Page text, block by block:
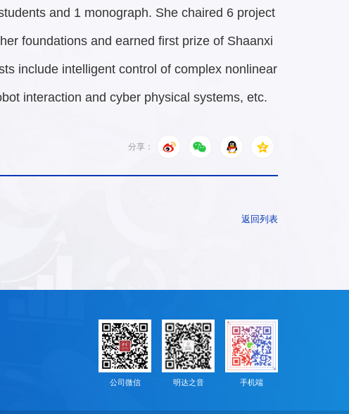
and 1 monograph. She chaired 6 project
foundations and earned first prize of Shaanxi
include intelligent control of complex nonlinear
interaction and cyber physical systems, etc.
分享：
返回列表
公司微信 明达之音 手机端